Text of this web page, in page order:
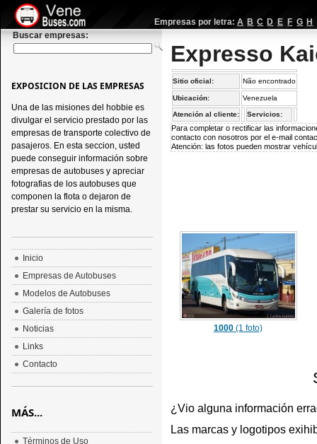
Empresas por letra: A B C D E F G H
Buscar empresas:
Expresso
Sitio oficial: Não encontrado
Ubicación: Venezuela
Atención al cliente: Servicios:
Para completar o rectificar las
contacto con nosotros por el e-mail
Atención: las fotos pueden mostrar
1000 (1 foto)
¿Vio alguna información
Las marcas y logotipos
EXPOSICION DE LAS EMPRESAS
Una de las misiones del hobbie es
divulgar el servicio prestado por las
empresas de transporte colectivo de
pasajeros. En esta seccion, usted
puede conseguir información sobre
empresas de autobuses y apreciar
fotografias de los autobuses que
componen la flota o dejaron de
prestar su servicio en la misma.
Inicio
Empresas de Autobuses
Modelos de Autobuses
Galería de fotos
Noticias
Links
Contacto
MÁS...
Términos de Uso